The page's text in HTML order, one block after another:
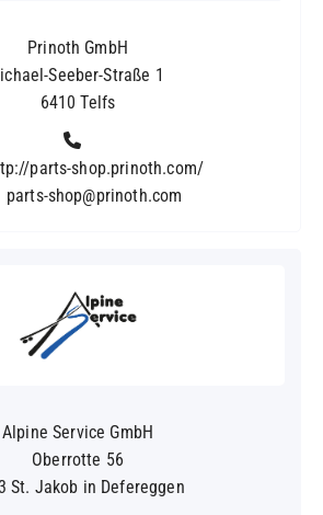
Prinoth GmbH
Seeber-Straße 1
6410 Telfs
parts-shop.prinoth.com/
parts-shop@prinoth.com
Alpine Service GmbH
Oberrotte 56
St. Jakob in Defereggen